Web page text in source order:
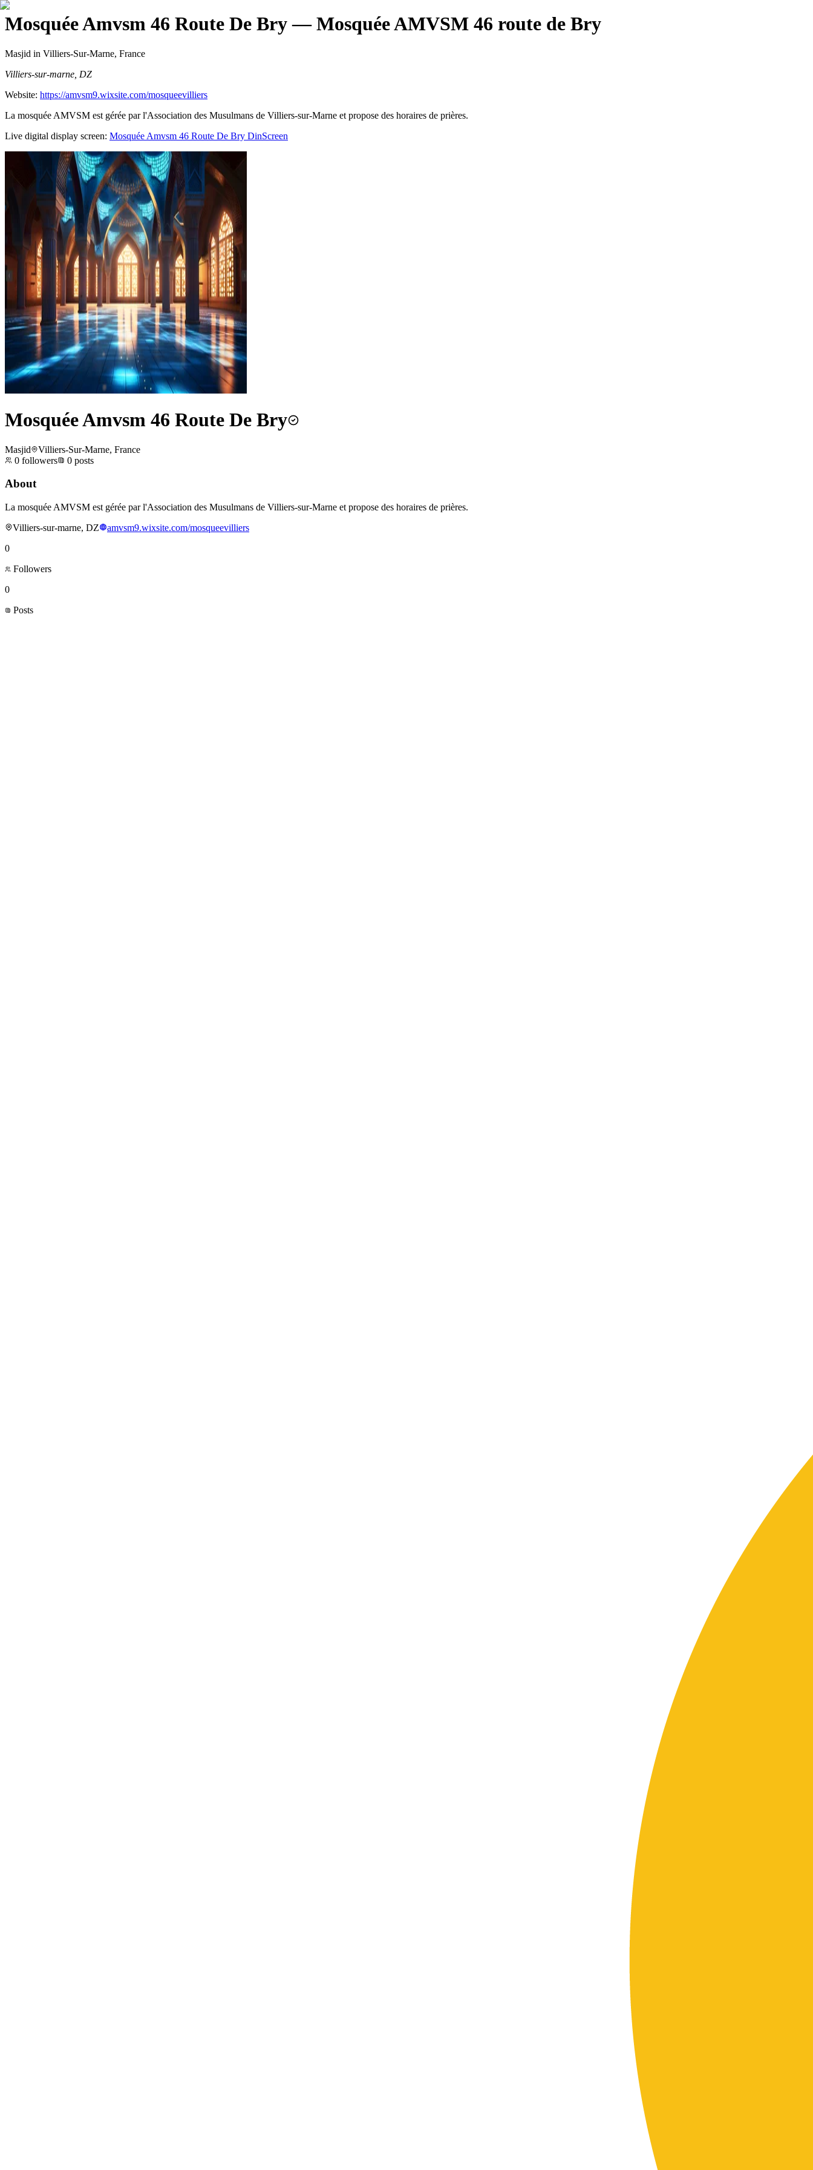
Mosquée Amvsm 46 Route De Bry— Mosquée AMVSM 46 route de Bry
Masjid in Villiers-Sur-Marne, France
Villiers-sur-marne, DZ
Website: https://amvsm9.wixsite.com/mosqueevilliers
La mosquée AMVSM est gérée par l'Association des Musulmans de Villiers-sur-Marne et propose des horaires de prières.
Live digital display screen: Mosquée Amvsm 46 Route De Bry DinScreen
Mosquée Amvsm 46 Route De Bry
Masjid
Villiers-Sur-Marne, France
0 followers 0 posts
About
La mosquée AMVSM est gérée par l'Association des Musulmans de Villiers-sur-Marne et propose des horaires de prières.
Villiers-sur-marne, DZ
amvsm9.wixsite.com/mosqueevilliers
0
Followers
0
Posts